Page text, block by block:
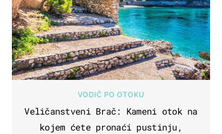
VODIČ PO OTOKU
Veličanstveni Brač: Kameni otok na
kojem ćete pronaći pustinju,